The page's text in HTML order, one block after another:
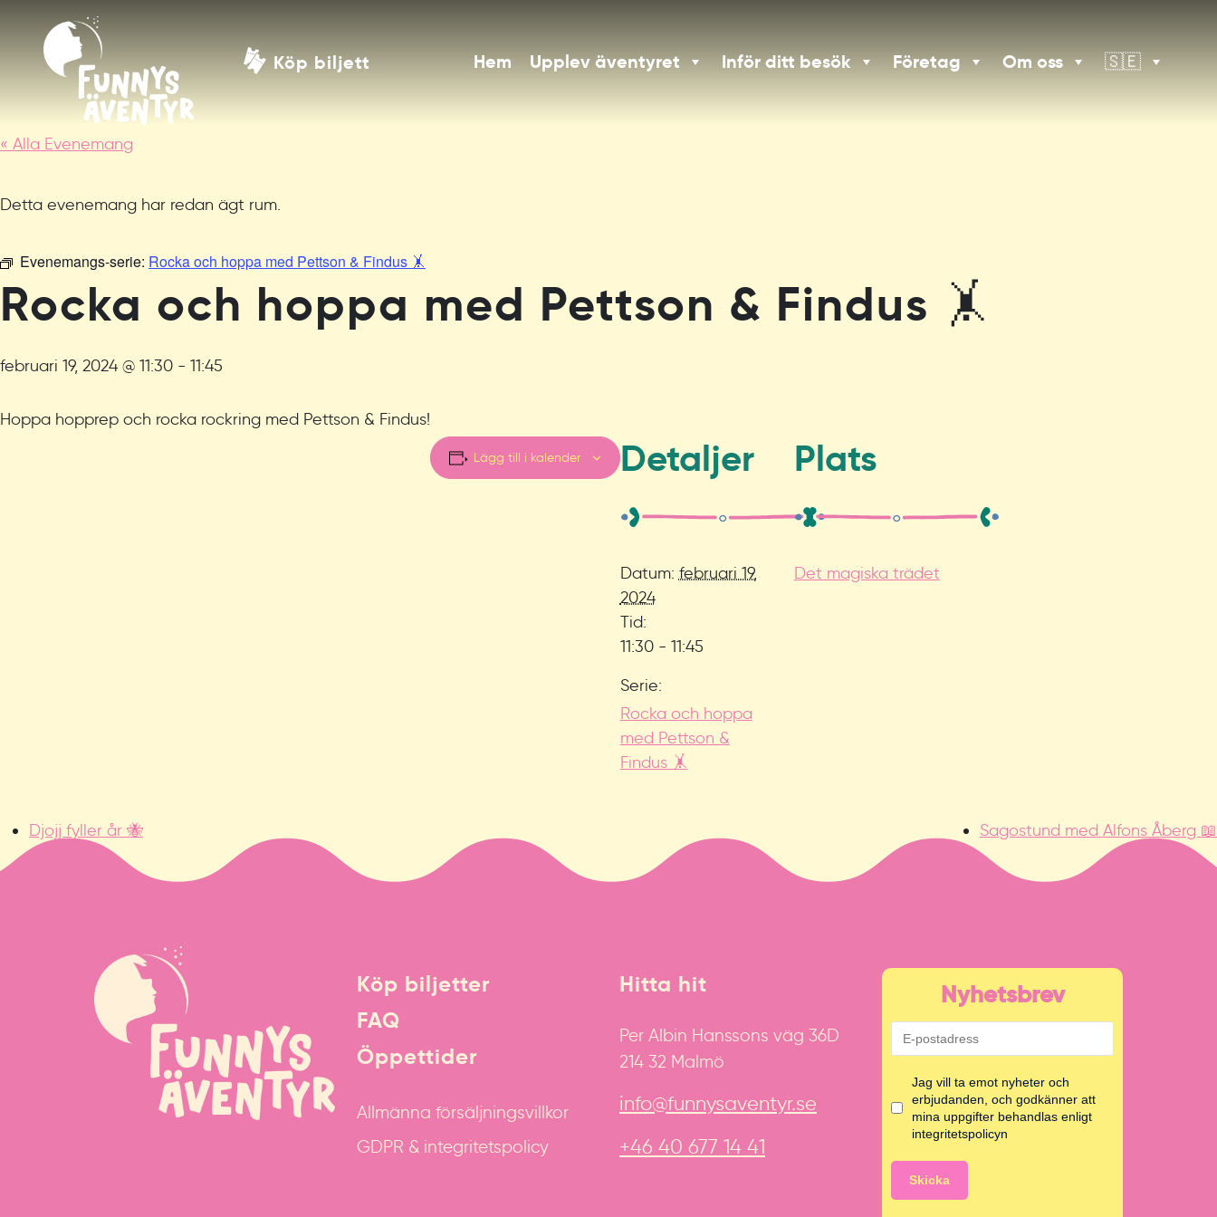
Köp biljett Hem Upplev äventyret Inför ditt besök Företag Om oss 🇸🇪
« Alla Evenemang
Detta evenemang har redan ägt rum.
Evenemangs-serie: Rocka och hoppa med Pettson & Findus 🤸
Rocka och hoppa med Pettson & Findus 🤸
februari 19, 2024 @ 11:30 - 11:45
Hoppa hopprep och rocka rockring med Pettson & Findus!
Lägg till i kalender Detaljer
Datum: februari 19,
2024
Tid:
11:30 - 11:45
Serie:
Rocka och hoppa
med Pettson &
Findus 🤸
Plats
Det magiska trädet
Djojj fyller år 🐝 Sagostund med Alfons Åberg 📖
Köp biljetter
FAQ
Öppettider
Allmänna försäljningsvillkor
GDPR & integritetspolicy
Hitta hit
Per Albin Hanssons väg 36D
214 32 Malmö
info@funnysaventyr.se
+46 40 677 14 41
Nyhetsbrev
Jag vill ta emot nyheter och
erbjudanden, och godkänner att
mina uppgifter behandlas enligt
integritetspolicyn
Skicka